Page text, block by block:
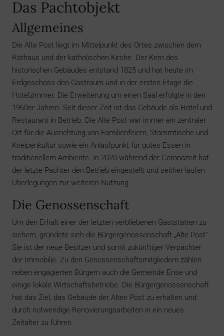
Das Pachtobjekt
Allgemeines
Die Alte Post liegt im Mittelpunkt des Ortes zwischen dem
Rathaus und der katholischen Kirche. Der Kern des
historischen Gebäudes entstand 1825 und hat heute im
Erdgeschoss den Gastraum und in der ersten Etage die
Hotelzimmer. Die Erweiterung um einen Saal erfolgte in den
1960er Jahren. Seit dieser Zeit ist das Gebäude als Hotel und
Restaurant in Betrieb. Die Alte Post war immer ein zentraler
Ort für die Ausrichtung von Familienfeiern, Stammtische und
Kneipenkultur sowie ein Anlaufpunkt für gutes Essen in
traditionellem Ambiente. In 2020 während der Coronazeit hat
der letzte Pächter den Betrieb eingestellt und seither laufen
Überlegungen zur weiteren Nutzung.
Die Genossenschaft
Um den Erhalt einer der letzten verbliebenen Gaststätten zu
sichern, gründete sich die Bürger­genossenschaft „Alte Post“.
Sie ist der neue Besitzer und somit zukünftiger Verpächter
der Immobilie. Zu den Genossenschaftsmitgliedern zählen
neben engagierten Bürgern auch die Gemeinde Ense und
einige lokale Wirtschaftsbetriebe. Die Bürgergenossenschaft
hat das Ziel, das Gebäude der Alten Post zu erhalten und
durch notwendige Renovierungsarbeiten in ein neues
Zeitalter zu führen.